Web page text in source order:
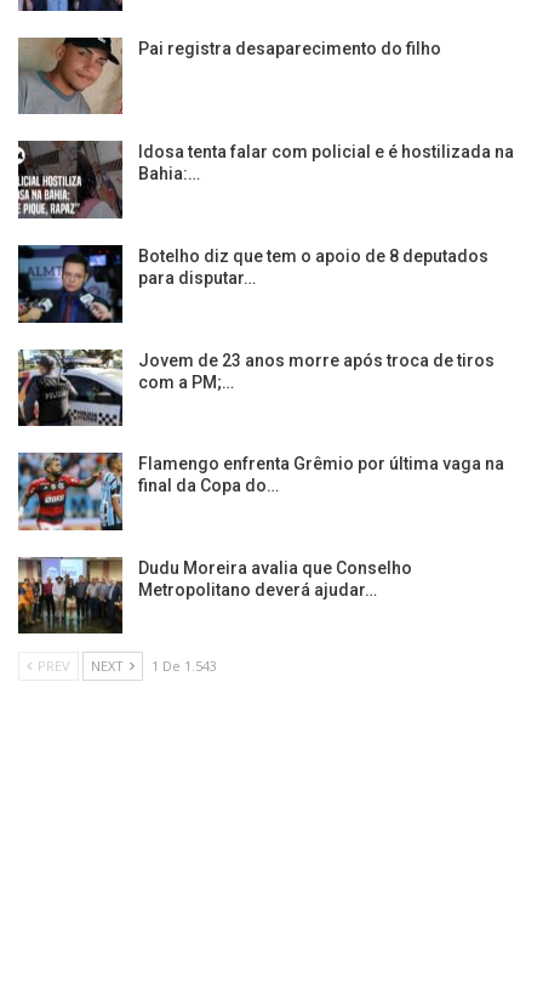
Pai registra desaparecimento do filho
Idosa tenta falar com policial e é hostilizada na
Bahia:…
Botelho diz que tem o apoio de 8 deputados
para disputar…
Jovem de 23 anos morre após troca de tiros
com a PM;…
Flamengo enfrenta Grêmio por última vaga na
final da Copa do…
Dudu Moreira avalia que Conselho
Metropolitano deverá ajudar…
PREV NEXT 1 De 1.543